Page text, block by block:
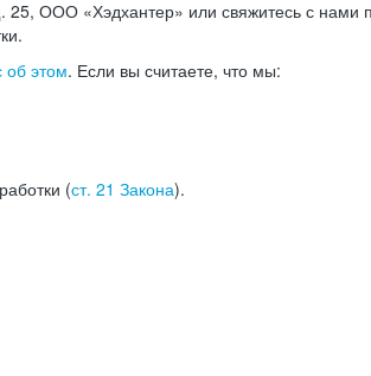
25, ООО «Хэдхантер» или свяжитесь с нами
об этом. Если вы считаете, что мы:
(ст. 21 Закона).